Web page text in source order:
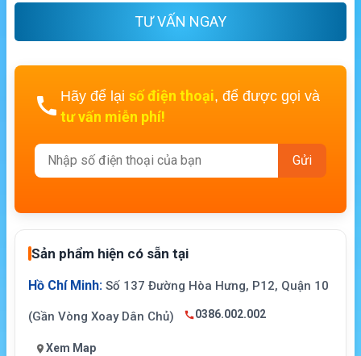
TƯ VẤN NGAY
Hãy để lại số điện thoại, để được gọi và
tư vấn miễn phí!
Sản phẩm hiện có sẵn tại
Hồ Chí Minh: Số 137 Đường Hòa Hưng, P12, Quận 10
(Gần Vòng Xoay Dân Chủ) 0386.002.002
Xem Map